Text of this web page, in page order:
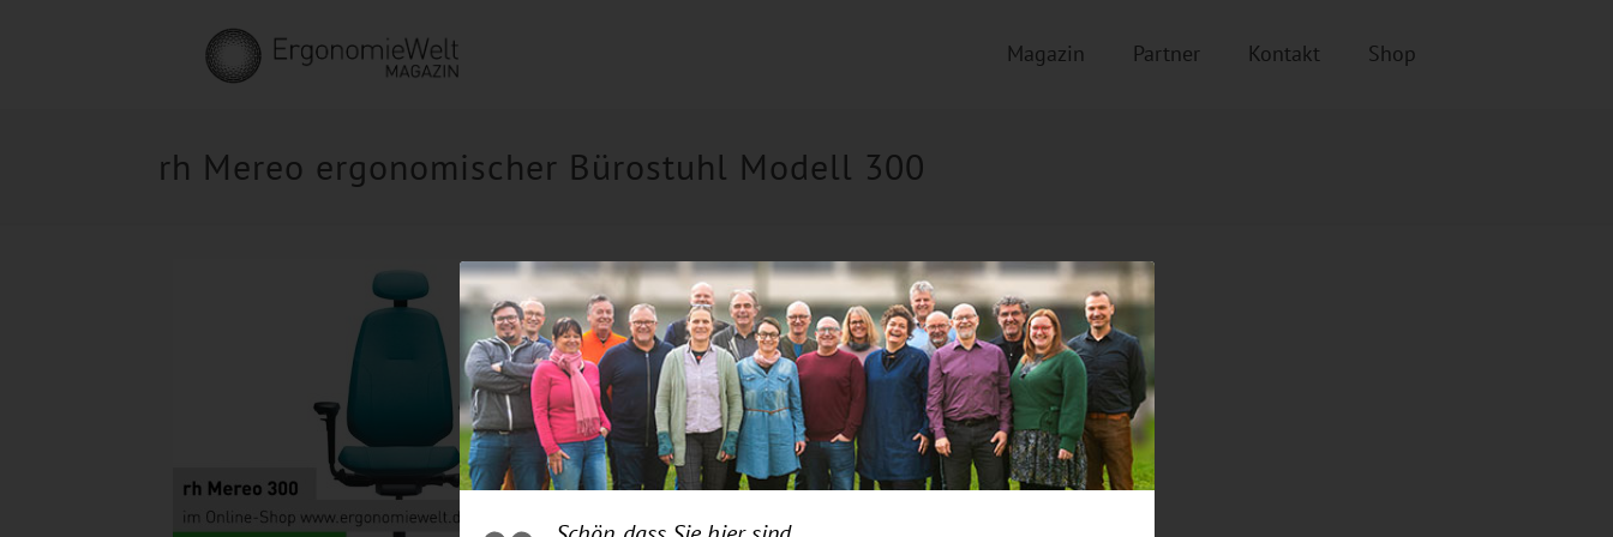
Magazin Partner Kontakt Shop
rh Mereo ergonomischer Bürostuhl Modell 300